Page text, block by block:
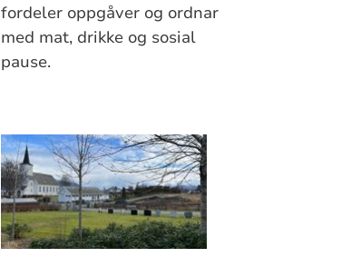
fordeler oppgåver og ordnar
med mat, drikke og sosial
pause.